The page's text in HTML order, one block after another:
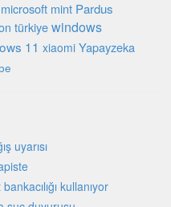
microsoft mint Pardus
türkiyewindows
11 xiaomi Yapayzeka
uyarısı
kullanıyor